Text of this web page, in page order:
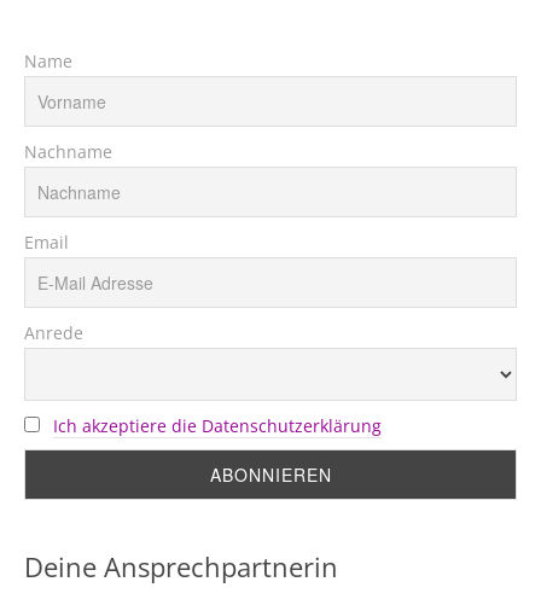
Name
Nachname
Email
Anrede
Ich akzeptiere die Datenschutzerklärung
Deine Ansprechpartnerin